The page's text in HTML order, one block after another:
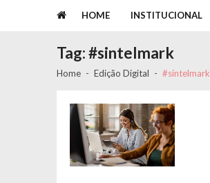
HOME INSTITUCIONAL
Tag: #sintelmark
Home Edição Digital #sintelmark